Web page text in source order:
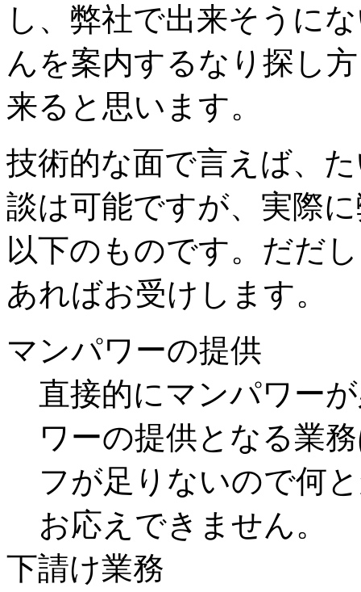
し、弊社で出来そうに
んを案内するなり探し
来ると思います。
技術的な面で言えば、
談は可能ですが、実際
以下のものです。だだ
あればお受けします。
マンパワーの提供
直接的にマンパワー
ワーの提供となる業
フが足りないので何
お応えできません。
下請け業務